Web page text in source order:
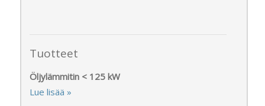
Tuotteet
Öljylämmitin < 125 kW
Lue lisää »